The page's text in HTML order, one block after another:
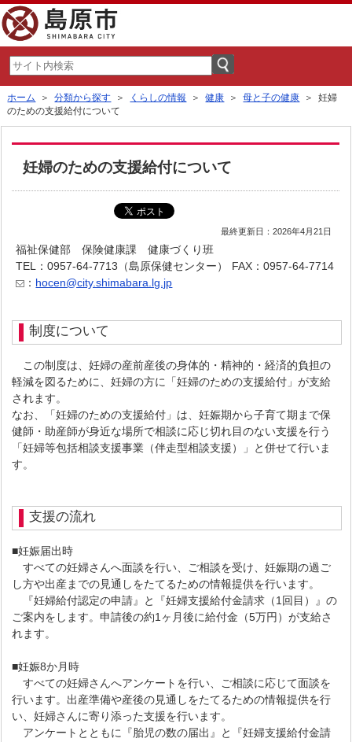
ホーム ＞分類から探す ＞ くらしの情報 ＞健康 ＞母と子の健康 ＞ 妊婦
のための支援給付について
妊婦のための支援給付について
最終更新日：2026年4月21日
福祉保健部 保険健康課 健康づくり班
TEL：0957-64-7713（島原保健センター）
FAX：0957-64-7714
： hocen@city.shimabara.lg.jp
制度について
この制度は、妊婦の産前産後の身体的・精神的・経済的負担の
軽減を図るために、妊婦の方に「妊婦のための支援給付」が支給
されます。
なお、「妊婦のための支援給付」は、妊娠期から子育て期まで保
健師・助産師が身近な場所で相談に応じ切れ目のない支援を行う
「妊婦等包括相談支援事業（伴走型相談支援）」と併せて行いま
す。
支援の流れ
■妊娠届出時
すべての妊婦さんへ面談を行い、ご相談を受け、妊娠期の過ご
し方や出産までの見通しをたてるための情報提供を行います。
『妊婦給付認定の申請』と『妊婦支援給付金請求（1回目）』の
ご案内をします。申請後の約1ヶ月後に給付金（5万円）が支給さ
れます。
■妊娠8か月時
すべての妊婦さんへアンケートを行い、ご相談に応じて面談を
行います。出産準備や産後の見通しをたてるための情報提供を行
い、妊婦さんに寄り添った支援を行います。
アンケートとともに『胎児の数の届出』と『妊婦支援給付金請